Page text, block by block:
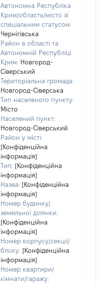
Автономна Республіка
Крим/область/місто зі
спеціальним статусом:
Чернігівська
Район в області та
Автономній Республіці
Крим: Новгород-
Сіверський
Територіальна громада:
Новгород-Сіверська
Тип населеного пункту:
Місто
Населений пункт:
Новгород-Сіверський
Район у місті:
[Конфіденційна
інформація]
Тип: [Конфіденційна
інформація]
Назва: [Конфіденційна
інформація]
Номер будинку/
земельної ділянки:
[Конфіденційна
інформація]
Номер корпусу/секції/
блоку: [Конфіденційна
інформація]
Номер квартири/
кімнати/гаражу: